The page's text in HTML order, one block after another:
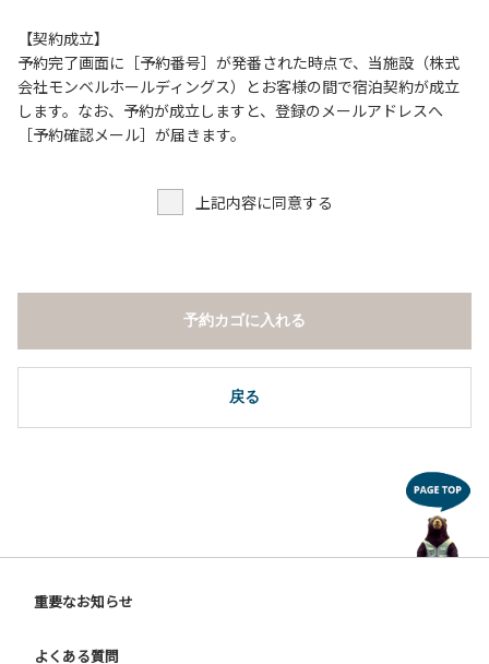
となりますので、絶対に行わないでください。
４．大きな音で音楽や楽器などを鳴らす行為 但し貸切イベン
トは除く。
５．発電機の使用 但し貸切イベントは除く。
６．申込みされたサイト以外のサイトの利用や共用部（シャ
デイキャンプ 但し盲導犬、介助犬は除く。
１０．その他 周りに迷惑となるような行為（夜間の大声での
談笑等）や他人に嫌悪感を与えるような行為。
【ウォールテンテッド利用に際しての注意事項ならびに禁止
４．ご訪問客とウォールテンテッド内での面会はご遠慮願い
５．薪ストーブを使用される際は、ご利用手引きをご確認い
ただき、適切にご利用ください。
ご利用ください。
【ドギーキャンプサイトご利用に際してのご案内ならびに注
【契約成立】
予約完了画面に［予約番号］が発番された時点で、当施設（株式
会社モンベルホールディングス）とお客様の間で宿泊契約が成立
します。なお、予約が成立しますと、登録のメールアドレスへ
［予約確認メール］が届きます。
上記内容に同意する
戻る
予約カゴに入れる
重要なお知らせ
よくある質問